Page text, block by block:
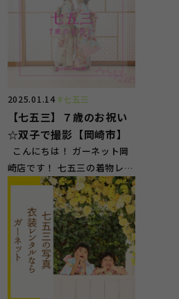
2025.01.14#七五三
【七五三】７歳のお祝い
☆双子で撮影【岡崎市】
こんにちは！ ガーネット岡
崎店です！ 七五三の着物レン
タル、撮影もさせて頂いてお
ります♪ ...